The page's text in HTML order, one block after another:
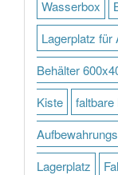
Wasserbox
Lagerplatz für
Behälter
Kiste
Lagerplatz